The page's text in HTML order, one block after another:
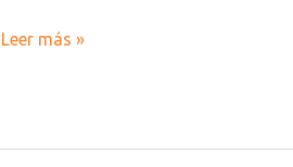
Leer más »